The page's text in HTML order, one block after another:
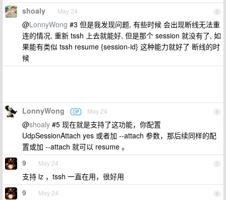
5
shoaly May 24
@LonnyWong #3 但是我发现问题, 有些时候 会出现断线无法重
连的情况, 重新 tssh 上去就能好, 但是那个 session 就没有了, 如
果能有类似 tssh resume {session-id} 这种能力就好了 断线的时
候
6
LonnyWong OP May 24
@shoaly #5 现在就是支持了这功能，你配置
UdpSessionAttach yes 或者加 --attach 参数，那后续同样的配
置或加 --attach 就可以 resume 。
7
9 May 24
支持 lz ，tssh 一直在用，很好用
8
9 May 24